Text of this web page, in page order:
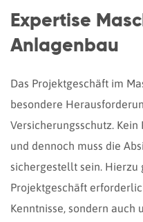
Expertise
Anlagenbau
Das Projektgeschäft im
besondere
Versicherungsschutz.
und dennoch muss die
sichergestellt sein.
Projektgeschäft
Kenntnisse, sondern